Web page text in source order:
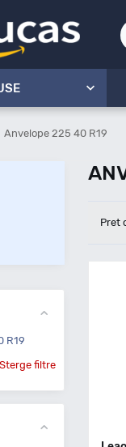
Anvelope 225 40 R19
Pret
R19
Sterge filtre